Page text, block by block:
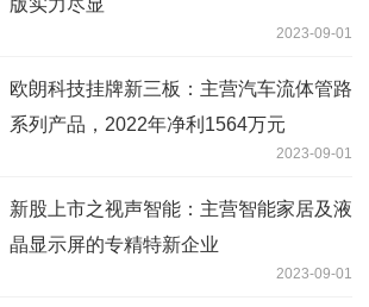
版实力尽显
2023-09-01
欧朗科技挂牌新三板：主营汽车流体管路
系列产品，2022年净利1564万元
2023-09-01
新股上市之视声智能：主营智能家居及液
晶显示屏的专精特新企业
2023-09-01